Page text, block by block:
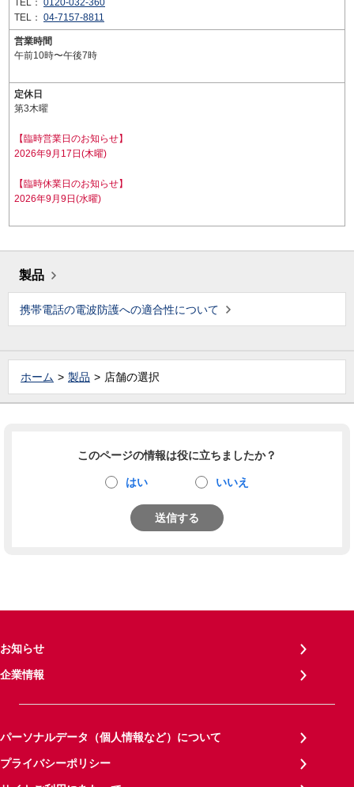
TEL： 0120-032-360
TEL： 04-7157-8811
営業時間
午前10時〜午後7時
定休日
第3木曜
【臨時営業日のお知らせ】
2026年9月17日(木曜)
【臨時休業日のお知らせ】
2026年9月9日(水曜)
製品
携帯電話の電波防護への適合性について
ホーム 製品 店舗の選択
このページの情報は役に立ちましたか？
はい いいえ
送信する
お知らせ
企業情報
パーソナルデータ（個人情報など）について
プライバシーポリシー